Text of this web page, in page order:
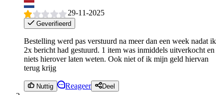
29-11-2025
Geverifieerd
Bestelling werd pas verstuurd na meer dan een week nadat ik
2x bericht had gestuurd. 1 item was inmiddels uitverkocht en
niets hierover laten weten. Ook niet of ik mijn geld hiervan
terug krijg
Nuttig Reageer Deel